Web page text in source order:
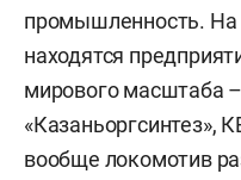
промышленность. На
находятся
мирового масштаба
«Казаньоргсинтез»,
вообще локомотив